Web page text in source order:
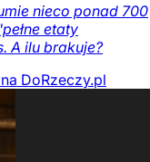
nieco ponad 700
etaty
A ilu brakuje?
DoRzeczy.pl